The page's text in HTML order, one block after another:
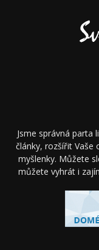
Jsme správná parta
články, rozšířit Vaše
myšlenky. Můžete
můžete vyhrát i